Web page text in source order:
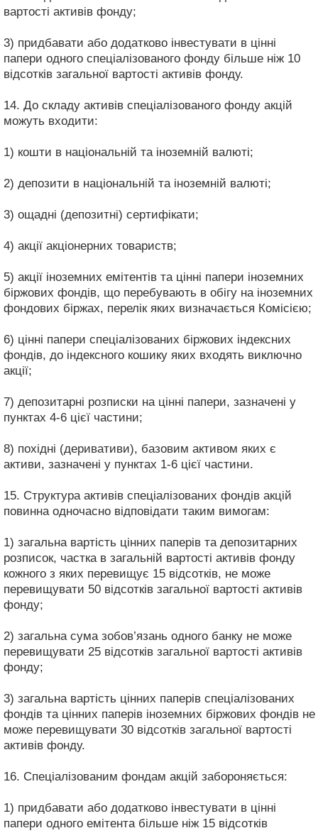
вартості активів фонду;
3) придбавати або додатково інвестувати в цінні
папери одного спеціалізованого фонду більше ніж 10
відсотків загальної вартості активів фонду.
14. До складу активів спеціалізованого фонду акцій
можуть входити:
1) кошти в національній та іноземній валюті;
2) депозити в національній та іноземній валюті;
3) ощадні (депозитні) сертифікати;
4) акції акціонерних товариств;
5) акції іноземних емітентів та цінні папери іноземних
біржових фондів, що перебувають в обігу на іноземних
фондових біржах, перелік яких визначається Комісією;
6) цінні папери спеціалізованих біржових індексних
фондів, до індексного кошику яких входять виключно
акції;
7) депозитарні розписки на цінні папери, зазначені у
пунктах 4-6 цієї частини;
8) похідні (деривативи), базовим активом яких є
активи, зазначені у пунктах 1-6 цієї частини.
15. Структура активів спеціалізованих фондів акцій
повинна одночасно відповідати таким вимогам:
1) загальна вартість цінних паперів та депозитарних
розписок, частка в загальній вартості активів фонду
кожного з яких перевищує 15 відсотків, не може
перевищувати 50 відсотків загальної вартості активів
фонду;
2) загальна сума зобов’язань одного банку не може
перевищувати 25 відсотків загальної вартості активів
фонду;
3) загальна вартість цінних паперів спеціалізованих
фондів та цінних паперів іноземних біржових фондів не
може перевищувати 30 відсотків загальної вартості
активів фонду.
16. Спеціалізованим фондам акцій забороняється:
1) придбавати або додатково інвестувати в цінні
папери одного емітента більше ніж 15 відсотків